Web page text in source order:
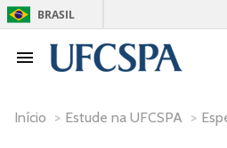
BRASIL
Início > Estude na UFCSPA >